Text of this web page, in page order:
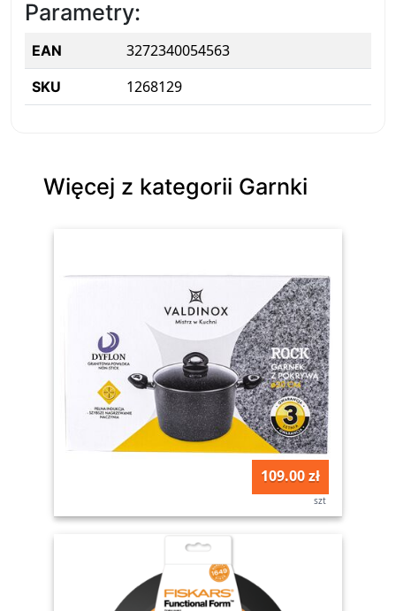
Parametry:
EAN 3272340054563
SKU 1268129
Więcej z kategorii Garnki
109.00 zł
szt